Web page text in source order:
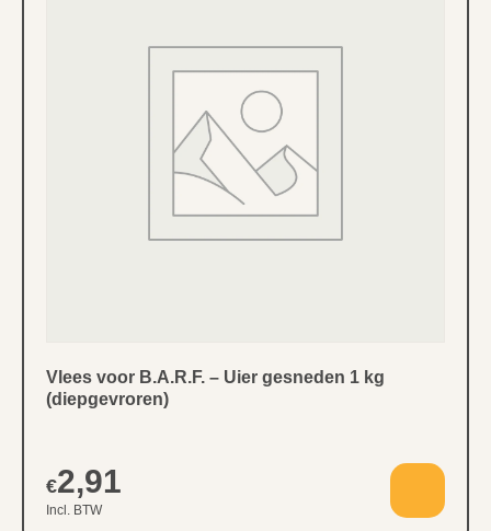
Vlees voor B.A.R.F. – Uier gesneden 1 kg
(diepgevroren)
€2,91
Incl. BTW